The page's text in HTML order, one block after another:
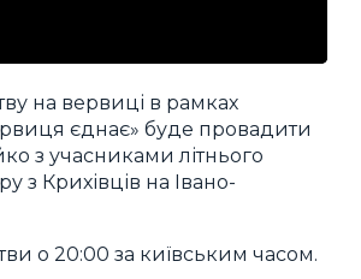
на вервиці в рамках
єднає» буде провадити
з учасниками літнього
з Крихівців на Івано-
о 20:00 за київським часом.